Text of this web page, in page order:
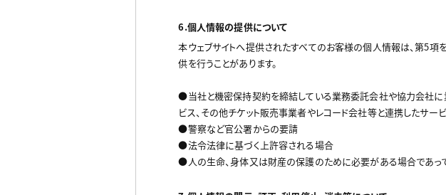
6.個人情報の提供について
本ウェブサイトへ提供されたすべてのお客様の個人情報は、第5項
供を行うことがあります。
●当社と機密保持契約を締結している業務委託会社や協力会社に
ビス、その他チケット販売事業者やレコード会社等と連携したサー
●警察など官公署からの要請
●法令法律に基づく上許容される場合
●人の生命、身体又は財産の保護のために必要がある場合であっ